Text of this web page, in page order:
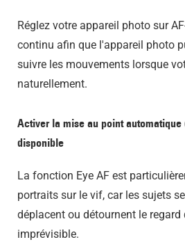
Réglez votre appareil photo sur
continu afin que l'appareil photo
suivre les mouvements lorsque
naturellement.
Activer la mise au point
disponible
La fonction Eye AF est
portraits sur le vif, car les sujets
déplacent ou détournent le regard
imprévisible.